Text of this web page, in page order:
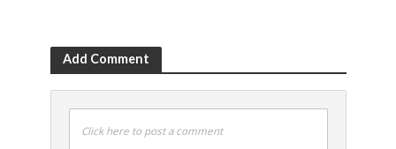
Add Comment
Click here to post a comment